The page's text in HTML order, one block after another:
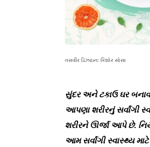
તસવીર ડિઝાઇનઃ કિશોર સોસા
સુંદર અને ટકાઉ ઘર
આપણા શરીરનું સર્વાંગી
શરીરને ઊર્જા આપે છે.
આમ સર્વાંગી સ્વાસ્થ્ય